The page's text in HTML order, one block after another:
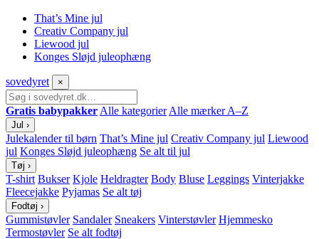
That’s Mine jul
Creativ Company jul
Liewood jul
Konges Sløjd juleophæng
sovedyret ×
Gratis babypakker Alle kategorier Alle mærker A–Z
Jul ›
Julekalender til børn That’s Mine jul Creativ Company jul Liewood
jul Konges Sløjd juleophæng Se alt til jul
Tøj ›
T-shirt Bukser Kjole Heldragter Body Bluse Leggings Vinterjakke
Fleecejakke Pyjamas Se alt tøj
Fodtøj ›
Gummistøvler Sandaler Sneakers Vinterstøvler Hjemmesko
Termostøvler Se alt fodtøj